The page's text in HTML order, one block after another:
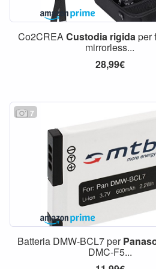
Co2CREACustodia rigidaper
mirrorless...
28,99€
7
Batteria DMW-BCL7 per
DMC-F5...